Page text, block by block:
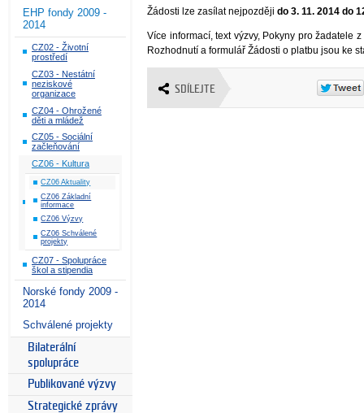
EHP fondy 2009 -
2014
CZ02 - Životní
prostředí
CZ03 - Nestátní
neziskové
organizace
CZ04 - Ohrožené
děti a mládež
CZ05 - Sociální
začleňování
CZ06 - Kultura
CZ06 Aktuality
CZ06 Základní
informace
CZ06 Výzvy
CZ06 Schválené
projekty
CZ07 - Spolupráce
škol a stipendia
Norské fondy 2009 -
2014
Schválené projekty
Bilaterální
spolupráce
Publikované výzvy
Strategické zprávy
Žádosti lze zasílat nejpozdějido 3. 11. 2014 do
Více informací, text výzvy, Pokyny pro žadatele
Rozhodnutí a formulář Žádosti o platbu jsou ke
SDÍLEJTE